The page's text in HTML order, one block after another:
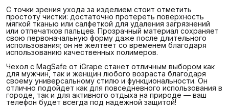
С точки зрения ухода за изделием стоит отметить
простоту чистки: достаточно протереть поверхность
мягкой тканью или салфеткой для удаления загрязнений
или отпечатков пальцев. Прозрачный материал сохраняет
свою первоначальную форму даже после длительного
использования; он не желтеет со временем благодаря
использованию качественных полимеров.
Чехол с MagSafe от iGrape станет отличным выбором как
для мужчин, так и женщин любого возраста благодаря
своему универсальному стилю и функциональности. Он
отлично подойдет как для повседневного использования в
городе, так и для активного отдыха на природе — ваш
телефон будет всегда под надежной защитой!